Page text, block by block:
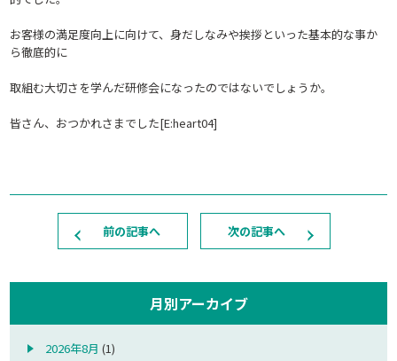
お客様の満足度向上に向けて、身だしなみや挨拶といった基本的な事か
ら徹底的に
取組む大切さを学んだ研修会になったのではないでしょうか。
皆さん、おつかれさまでした[E:heart04]
前の記事へ 次の記事へ
月別アーカイブ
2026年8月 (1)